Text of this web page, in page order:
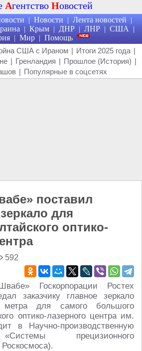
Агентство Новостей
| Новости | Лента новостей |
| Крым | ДНР | ЛНР | США |
| Мир | Помощь
США с Ираном | Итоги 2025 года |
| Гренландия | Прошлое (История) |
| Популярные в соцсетях
поставил
для
оптико-
592
Госкорпорации Ростех
заказчику главное зеркало
для самого большого
оптико-лазерного центра им.
в Научно-производственную
прецизионного